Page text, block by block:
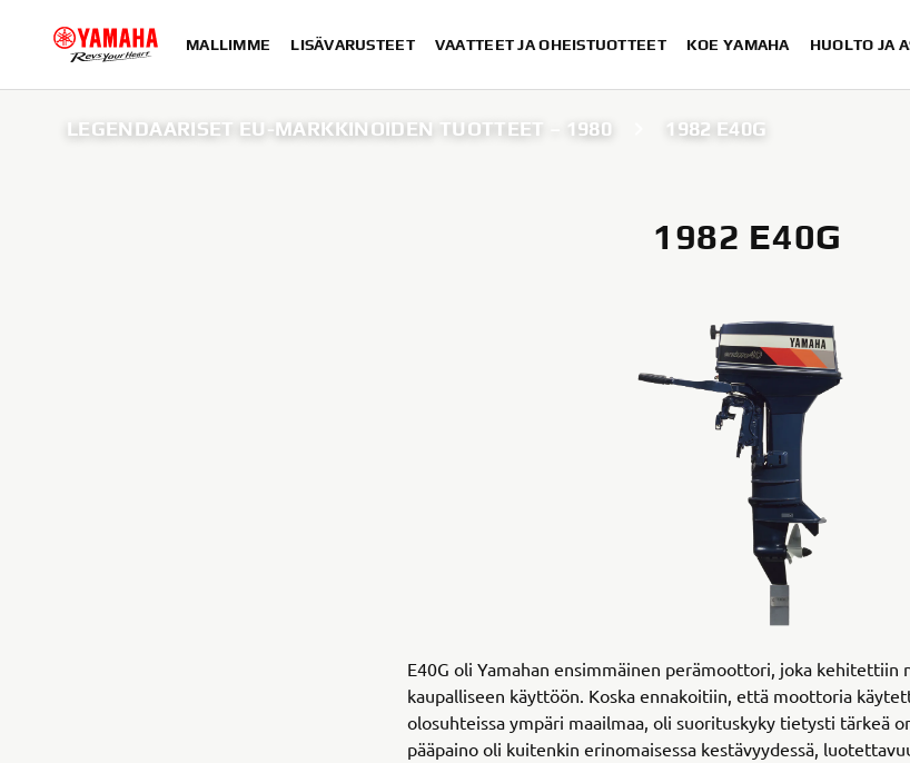
MALLIMME LISÄVARUSTEET VAATTEET JA OHEISTUOTTEET KOE YAMAHA HUOLTO JA
LEGENDAARISET EU-MARKKINOIDEN TUOTTEET – 1980 1982 E40G
1982 E40G
E40G oli Yamahan ensimmäinen perämoottori, joka kehitettiin
kaupalliseen käyttöön. Koska ennakoitiin, että moottoria
olosuhteissa ympäri maailmaa, oli suorituskyky tietysti tärkeä
pääpaino oli kuitenkin erinomaisessa kestävyydessä,